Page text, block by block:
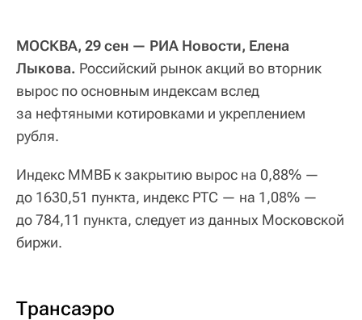
МОСКВА, 29 сен — РИА Новости, Елена
Лыкова. Российский рынок акций во вторник
вырос по основным индексам вслед
за нефтяными котировками и укреплением
рубля.
Индекс ММВБ к закрытию вырос на 0,88% —
до 1630,51 пункта, индекс РТС — на 1,08% —
до 784,11 пункта, следует из данных Московской
биржи.
Трансаэро